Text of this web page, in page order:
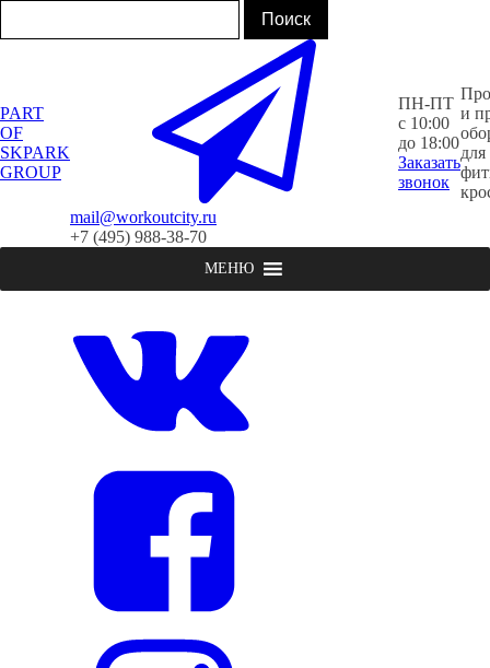
PART
OF
SKPARK
GROUP
mail@workoutcity.ru
+7 (495) 988-38-70
ПН-ПТ
с 10:00
до 18:00
Заказать
звонок
и
для
МЕНЮ